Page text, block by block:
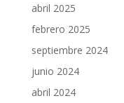
abril 2025
febrero 2025
septiembre 2024
junio 2024
abril 2024